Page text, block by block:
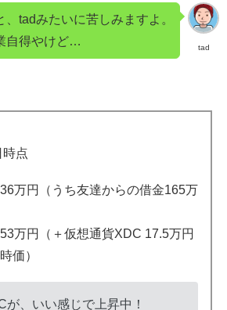
tad
、tadみたいに苦しみますよ。
自得やけど…
時点
万円（うち友達からの借金165万
万円（＋仮想通貨XDC 17.5万円
価）
、いい感じで上昇中！